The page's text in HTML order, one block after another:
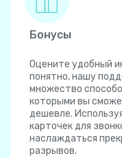
Бонусы
Оцените удобный
понятно, нашу
множество
которыми вы
дешевле.
карточек для
наслаждаться
разрывов.